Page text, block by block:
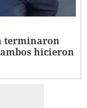
terminaron
ambos hicieron